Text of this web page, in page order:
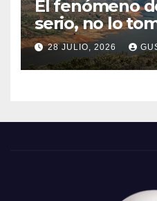
El fenómeno
serio, no lo
28 JULIO, 2026